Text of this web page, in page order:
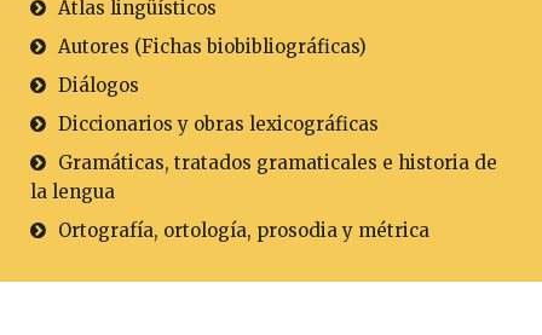
Atlas lingüísticos
Autores (Fichas biobibliográficas)
Diálogos
Diccionarios y obras lexicográficas
Gramáticas, tratados gramaticales e historia de
la lengua
Ortografía, ortología, prosodia y métrica